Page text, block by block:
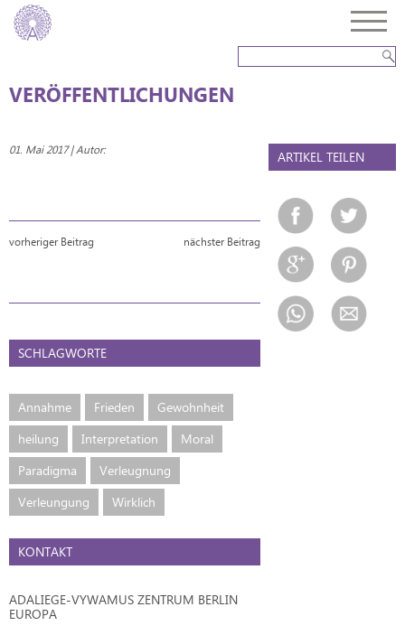
VERÖFFENTLICHUNGEN
01. Mai 2017 | Autor:
vorheriger Beitrag nächster Beitrag
SCHLAGWORTE
Annahme Frieden
Gewohnheit
heilung
Interpretation
Moral
Paradigma
Verleugnung
Verleungung
Wirklich
KONTAKT
ADALIEGE-VYWAMUS ZENTRUM BERLIN
EUROPA
ARTIKEL TEILEN